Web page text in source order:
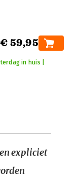
€ 59,95
in huis |
expliciet